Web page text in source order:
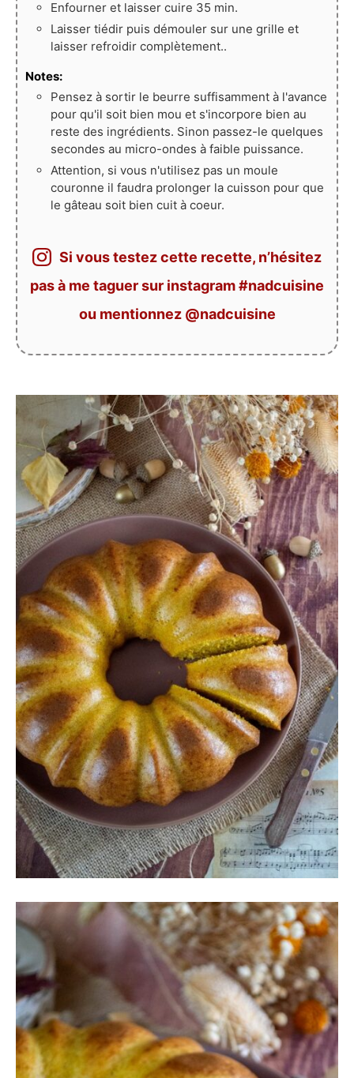
Enfourner et laisser cuire 35 min.
Laisser tiédir puis démouler sur une grille et
laisser refroidir complètement..
Notes:
Pensez à sortir le beurre suffisamment à l'avance
pour qu'il soit bien mou et s'incorpore bien au
reste des ingrédients. Sinon passez-le quelques
secondes au micro-ondes à faible puissance.
Attention, si vous n'utilisez pas un moule
couronne il faudra prolonger la cuisson pour que
le gâteau soit bien cuit à coeur.
Si vous testez cette recette, n’hésitez
pas à me taguer sur instagram #nadcuisine
ou mentionnez @nadcuisine